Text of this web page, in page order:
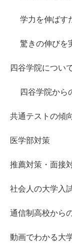
学力を伸ばす
驚きの伸びを
四谷学院につい
四谷学院から
共通テストの傾
医学部対策
推薦対策・面接
社会人の大学入
通信制高校から
動画でわかる大